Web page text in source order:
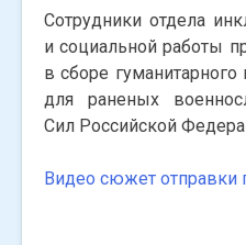
Сотрудники отдела
и социальной работы
в сборе гуманитарного
для раненых
Сил Российской
Видео сюжет отправки